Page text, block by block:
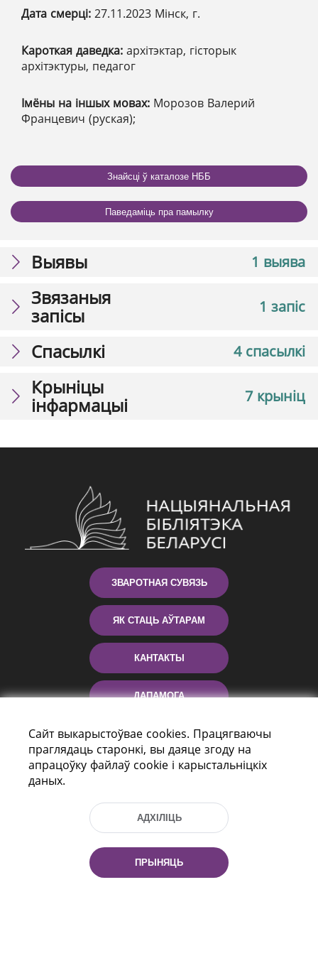
Дата смерці: 27.11.2023 Мінск, г.
Кароткая даведка: архітэктар, гісторык
архітэктуры, педагог
Імёны на іншых мовах: Морозов Валерий
Францевич (руская);
Знайсці ў каталозе НББ
Паведаміць пра памылку
1 выява
Выявы
1 запіс
Звязаныя
запісы
4 спасылкі
Спасылкі
7 крыніц
Крыніцы
інфармацыі
ЗВАРОТНАЯ СУВЯЗЬ
ЯК СТАЦЬ АЎТАРАМ
КАНТАКТЫ
ДАПАМОГА
праспект Незалежнасці 116
г. Мiнск, Рэспубліка Беларусь, 220114
Тэл.: (+375 17) 368 37 37, Факс: (+375 17)
Сайт выкарыстоўвае cookies. Працягваючы
праглядаць старонкі, вы даяце згоду на
апрацоўку файлаў cookie і карыстальніцкіх
даных.
АДХІЛІЦЬ
ПРЫНЯЦЬ